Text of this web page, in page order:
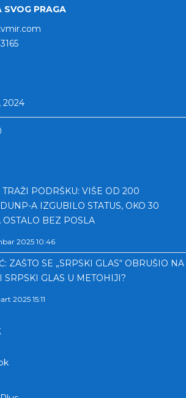
SVOG PRAGA
2024
PODRŠKU: VIŠE OD 200
A IZGUBILO STATUS, OKO 30
OSTALO BEZ POSLA
2025 10:46
ZAŠTO SE „SRPSKI GLAS“ OBRUŠIO NA
SRPSKI GLAS U METOHIJI?
2025 15:11